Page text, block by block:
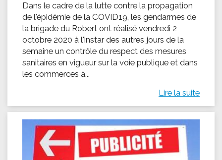
Dans le cadre de la lutte contre la propagation
de l'épidémie de la COVID19, les gendarmes de
la brigade du Robert ont réalisé vendredi 2
octobre 2020 à l'instar des autres jours de la
semaine un contrôle du respect des mesures
sanitaires en vigueur sur la voie publique et dans
les commerces à...
Lire la suite